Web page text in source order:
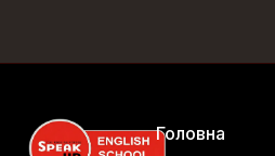
Головна